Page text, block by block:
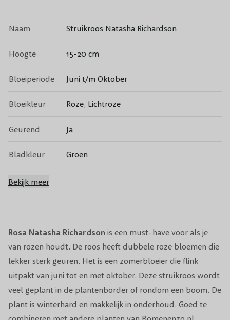
Rosa Natasha Richardson is een must-have voor als je
van rozen houdt. De roos heeft dubbele roze bloemen die
lekker sterk geuren. Het is een zomerbloeier die flink
uitpakt van juni tot en met oktober. Deze struikroos wordt
veel geplant in de plantenborder of rondom een boom. De
plant is winterhard en makkelijk in onderhoud. Goed te
Naam Struikroos Natasha Richardson
Hoogte 15-20 cm
Bloeiperiode Juni t/m Oktober
Bloeikleur Roze, Lichtroze
Geurend Ja
Bladkleur Groen
Groenblijvend
Volwassen
100 tot 120 cm.
Snoeiperiode
Standplaats Zon/Halfschaduw
WinterhardheidGoed
Bekijk meer